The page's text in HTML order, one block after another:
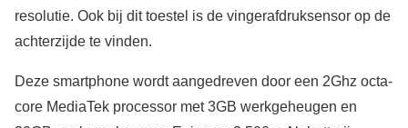
resolutie. Ook bij dit toestel is de vingerafdruksensor op de
achterzijde te vinden.
Deze smartphone wordt aangedreven door een 2Ghz octa-
core MediaTek processor met 3GB werkgeheugen en